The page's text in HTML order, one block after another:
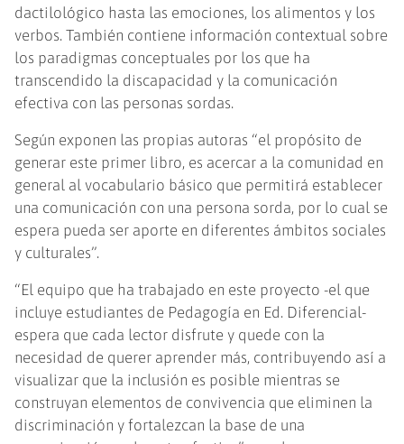
dactilológico hasta las emociones, los alimentos y los
verbos. También contiene información contextual sobre
los paradigmas conceptuales por los que ha
transcendido la discapacidad y la comunicación
efectiva con las personas sordas.
Según exponen las propias autoras “el propósito de
generar este primer libro, es acercar a la comunidad en
general al vocabulario básico que permitirá establecer
una comunicación con una persona sorda, por lo cual se
espera pueda ser aporte en diferentes ámbitos sociales
y culturales”.
“El equipo que ha trabajado en este proyecto -el que
incluye estudiantes de Pedagogía en Ed. Diferencial-
espera que cada lector disfrute y quede con la
necesidad de querer aprender más, contribuyendo así a
visualizar que la inclusión es posible mientras se
construyan elementos de convivencia que eliminen la
discriminación y fortalezcan la base de una